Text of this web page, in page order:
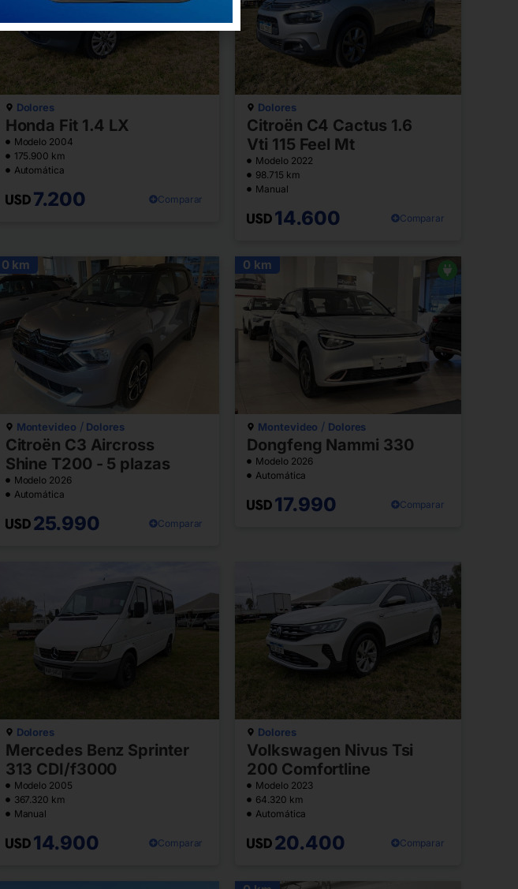
Dolores
Honda Fit 1.4 LX
Modelo 2004
175.900 km
Automática
7.200 Comparar
Dolores
Citroën C4 Cactus 1.6
Vti 115 Feel Mt
Modelo 2022
98.715 km
Manual
14.600 Comparar
0 km
Montevideo / Dolores
Citroën C3 Aircross
Shine T200 - 5 plazas
Modelo 2026
Automática
25.990 Comparar
0 km
Montevideo / Dolores
Dongfeng Nammi 330
Modelo 2026
Automática
17.990 Comparar
Dolores
Mercedes Benz Sprinter
313 CDI/f3000
Modelo 2005
367.320 km
Manual
14.900 Comparar
Dolores
Volkswagen Nivus Tsi
200 Comfortline
Modelo 2023
64.320 km
Automática
20.400 Comparar